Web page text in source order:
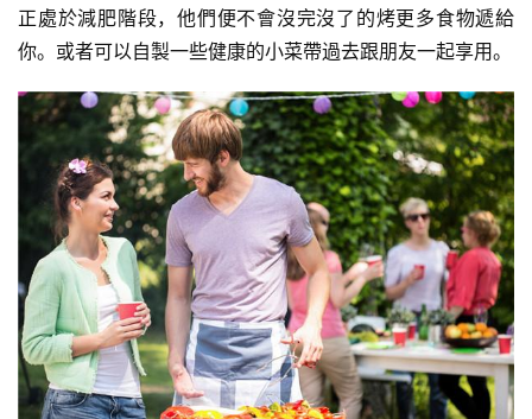
脂
計
劃
有
氧
運
正處於減肥階段，他們便不會沒完沒了的烤更多食物遞給
你。或者可以自製一些健康的小菜帶過去跟朋友一起享用。